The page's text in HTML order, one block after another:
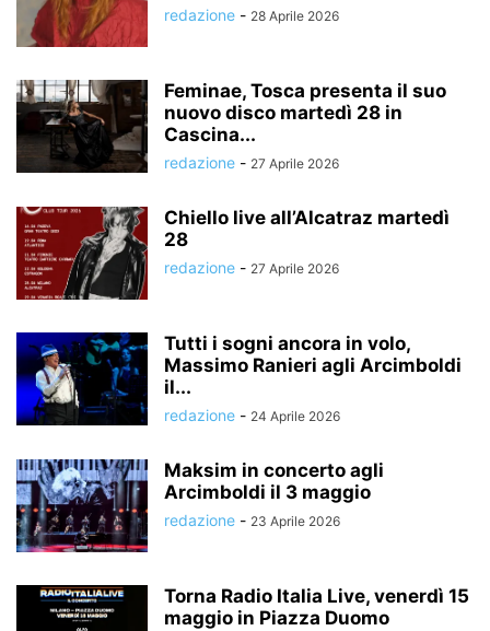
redazione - 28 Aprile 2026
Feminae, Tosca presenta il suo
nuovo disco martedì 28 in
Cascina...
redazione - 27 Aprile 2026
Chiello live all’Alcatraz martedì
28
redazione - 27 Aprile 2026
Tutti i sogni ancora in volo,
Massimo Ranieri agli Arcimboldi
il...
redazione - 24 Aprile 2026
Maksim in concerto agli
Arcimboldi il 3 maggio
redazione - 23 Aprile 2026
Torna Radio Italia Live, venerdì 15
maggio in Piazza Duomo